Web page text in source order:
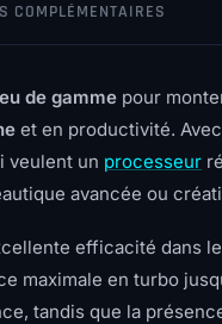
COMPLÉMENTAIRES
de gamme pour
et en productivité.
veulent un processeur
avancée ou
efficacité dans
maximale en turbo
tandis que la